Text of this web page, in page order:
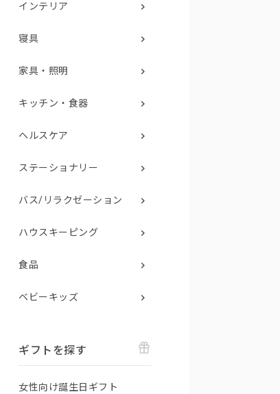
インテリア
寝具
家具・照明
キッチン・食器
ヘルスケア
ステーショナリー
バス/リラクゼーション
ハウスキーピング
食品
ベビーキッズ
ギフトを探す
女性向け誕生日ギフト